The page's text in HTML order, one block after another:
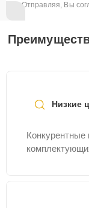
Отправляя, Вы
Низкие